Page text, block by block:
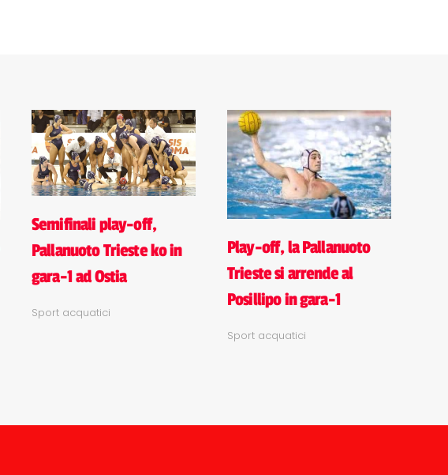
Semifinali play-off,
Pallanuoto Trieste ko in
gara-1 ad Ostia
Sport acquatici
Play-off, la Pallanuoto
Trieste si arrende al
Posillipo in gara-1
Sport acquatici